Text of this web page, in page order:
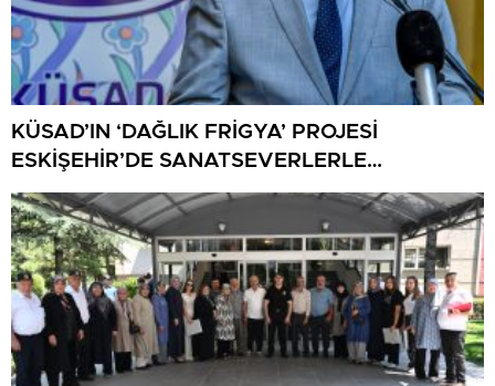
KÜSAD’IN ‘DAĞLIK FRİGYA’ PROJESİ
ESKİŞEHİR’DE SANATSEVERLERLE
BULUŞUYOR